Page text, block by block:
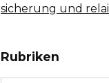
sicherung und
Rubriken